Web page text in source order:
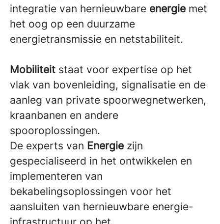
integratie van hernieuwbare energie met
het oog op een duurzame
energietransmissie en netstabiliteit.
Mobiliteit staat voor expertise op het
vlak van bovenleiding, signalisatie en de
aanleg van private spoorwegnetwerken,
kraanbanen en andere
spooroplossingen.
De experts van Energie zijn
gespecialiseerd in het ontwikkelen en
implementeren van
bekabelingsoplossingen voor het
aansluiten van hernieuwbare energie-